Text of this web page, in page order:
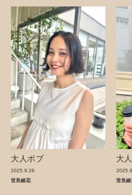
大人ボブ
2025.9.26
世良綾花
大
世良綾